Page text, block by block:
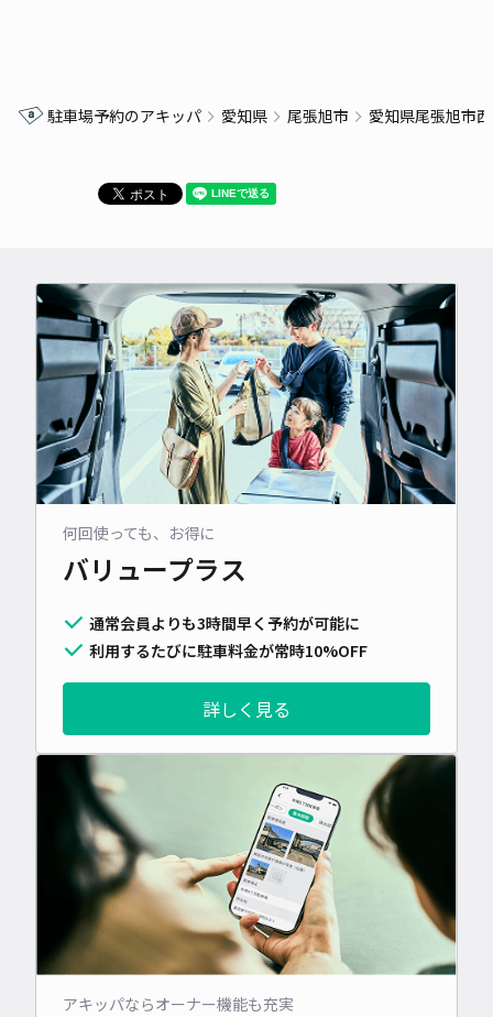
駐車場予約のアキッパ 愛知県 尾張旭市 愛知県尾張旭市
何回使っても、お得に
バリュープラス
通常会員よりも3時間早く予約が可能に
利用するたびに駐車料金が常時10%OFF
詳しく見る
アキッパならオーナー機能も充実